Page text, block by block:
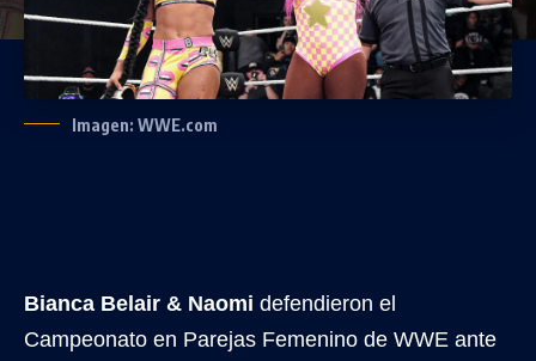
Imagen: WWE.com
Bianca Belair & Naomi defendieron el
Campeonato en Parejas Femenino de WWE ante